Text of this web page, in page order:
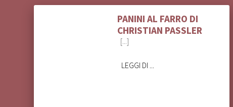
PANINI AL FARRO DI
CHRISTIAN PASSLER
[...]
LEGGI DI ...